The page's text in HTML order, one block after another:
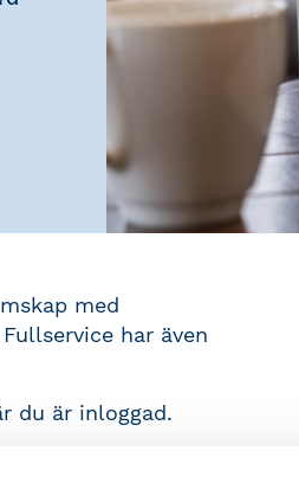
med
har även
du är inloggad.